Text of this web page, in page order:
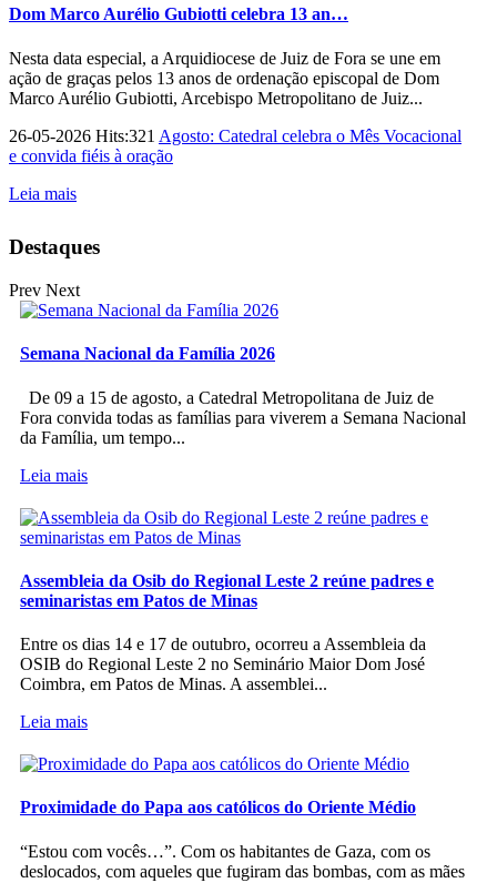
Dom Marco Aurélio Gubiotti celebra 13 an…
Nesta data especial, a Arquidiocese de Juiz de Fora se une em
ação de graças pelos 13 anos de ordenação episcopal de Dom
Marco Aurélio Gubiotti, Arcebispo Metropolitano de Juiz...
26-05-2026 Hits:321 Agosto: Catedral celebra o Mês Vocacional
e convida fiéis à oração
Leia mais
Destaques
Prev Next
Semana Nacional da Família 2026
De 09 a 15 de agosto, a Catedral Metropolitana de Juiz de
Fora convida todas as famílias para viverem a Semana Nacional
da Família, um tempo...
Leia mais
Assembleia da Osib do Regional Leste 2 reúne padres e
seminaristas em Patos de Minas
Entre os dias 14 e 17 de outubro, ocorreu a Assembleia da
OSIB do Regional Leste 2 no Seminário Maior Dom José
Coimbra, em Patos de Minas. A assemblei...
Leia mais
Proximidade do Papa aos católicos do Oriente Médio
“Estou com vocês…”. Com os habitantes de Gaza, com os
deslocados, com aqueles que fugiram das bombas, com as mães